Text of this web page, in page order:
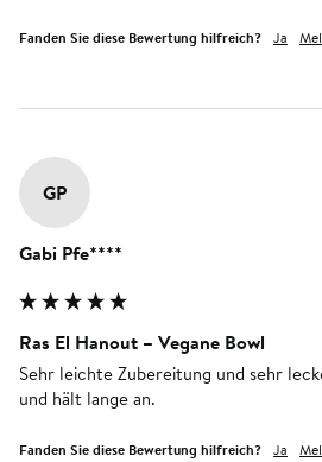
Fanden Sie diese Bewertung hilfreich? Ja
GP
Gabi Pfe****
Ras El Hanout – Vegane Bowl
Sehr leichte Zubereitung und sehr
und hält lange an.
Fanden Sie diese Bewertung hilfreich? Ja